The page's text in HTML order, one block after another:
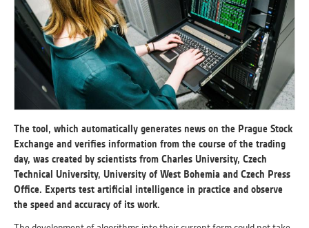
ANALYTICKÉ
Slouží pro získávání anonymizovaných
statistických údajů, které nám pomáhají
vylepšovat naše aplikace. Zpravidla jde o
cookies systémů třetích stran, které k
těmto účelům využíváme.
MARKETINGOVÉ
Využívané za účelem zobrazení
správných nabídek a cílení obsahu podle
Vašich preferencí. Zpravidla jde o
The tool, which automatically generates news on the Prague Stock
Exchange and verifies information from the course of the trading
day, was created by scientists from Charles University, Czech
Technical University, University of West Bohemia and Czech Press
Office. Experts test artificial intelligence in practice and observe
the speed and accuracy of its work.